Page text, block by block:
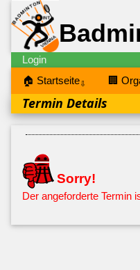
Login
🏠 Startseite⇩ 🏢
Termin Details
Sorry!
Der angeforderte Termin